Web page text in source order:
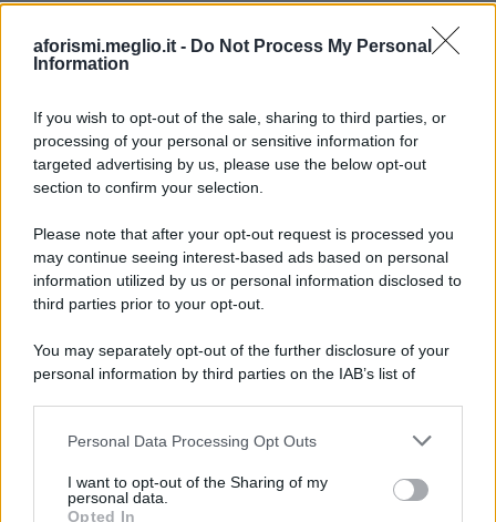
aforismi.meglio.it - Do Not Process My Personal
Information
If you wish to opt-out of the sale, sharing to third parties, or
processing of your personal or sensitive information for
targeted advertising by us, please use the below opt-out
section to confirm your selection.
Please note that after your opt-out request is processed you
may continue seeing interest-based ads based on personal
information utilized by us or personal information disclosed to
third parties prior to your opt-out.
You may separately opt-out of the further disclosure of your
personal information by third parties on the IAB’s list of
This information may also be disclosed by us to third parties
disclose it to other third parties.
Personal Data Processing Opt Outs
I want to opt-out of the Sharing of my
personal data.
Opted In
Ricevi LE FRASI PIÙ BELLE via e-mail
E-mail